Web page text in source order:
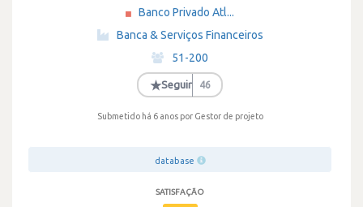
Banco Privado Atl...
Banca & Serviços Financeiros
·
51-200
·
★Seguir 46
Submetido há 6 anos por Gestor de projeto
database
SATISFAÇÃO